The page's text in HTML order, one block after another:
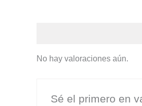
No hay valoraciones aún.
Sé el primero en